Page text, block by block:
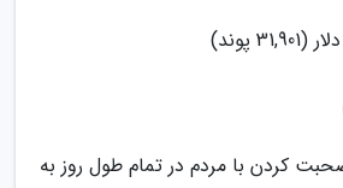
کردن با مردم در تمام طول روز به